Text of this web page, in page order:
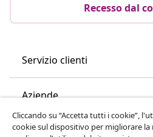
Recesso dal
Servizio clienti
Aziende
vidaXL
Cliccando su “Accetta tutti i cookie”,
cookie sul dispositivo per migliorare la